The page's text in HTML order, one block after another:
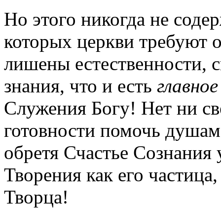
Но этого никогда не
которых церкви требуют
лишены естественности,
знания, что и есть
Служения Богу! Нет ни
готовности помочь душам
обретя Счастье Сознания
Творения как его
Творца!